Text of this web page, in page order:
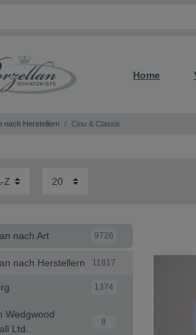
Home
nach Herstellern Clou & Classic
nach Art 9726
nach Herstellern 11817
1374
Wedgwood
Ltd.
8